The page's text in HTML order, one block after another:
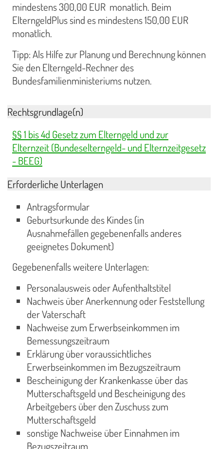
mindestens 300,00 EUR monatlich. Beim
ElterngeldPlus sind es mindestens 150,00 EUR
monatlich.
Tipp: Als Hilfe zur Planung und Berechnung können
Sie den Elterngeld-Rechner des
Bundesfamilienministeriums nutzen.
Rechtsgrundlage(n)
§§ 1 bis 4d Gesetz zum Elterngeld und zur
Elternzeit (Bundeselterngeld- und Elternzeitgesetz
- BEEG)
Erforderliche Unterlagen
Antragsformular
Geburtsurkunde des Kindes (in
Ausnahmefällen gegebenenfalls anderes
geeignetes Dokument)
Gegebenenfalls weitere Unterlagen:
Personalausweis oder Aufenthaltstitel
Nachweis über Anerkennung oder Feststellung
der Vaterschaft
Nachweise zum Erwerbseinkommen im
Bemessungszeitraum
Erklärung über voraussichtliches
Erwerbseinkommen im Bezugszeitraum
Bescheinigung der Krankenkasse über das
Mutterschaftsgeld und Bescheinigung des
Arbeitgebers über den Zuschuss zum
Mutterschaftsgeld
sonstige Nachweise über Einnahmen im
Bezugszeitraum